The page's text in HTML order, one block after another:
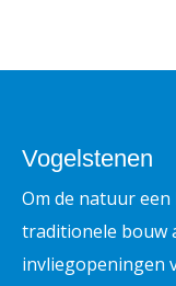
Vogelstenen
Om de natuur
traditionele bouw
invliegopeningen